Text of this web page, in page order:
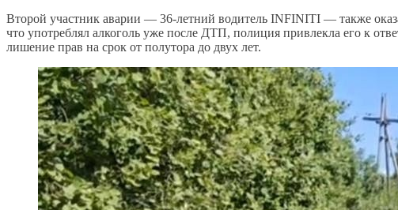
Второй участник аварии — 36-летний водитель INFINITI — также
что употреблял алкоголь уже после ДТП, полиция привлекла его к
лишение прав на срок от полутора до двух лет.